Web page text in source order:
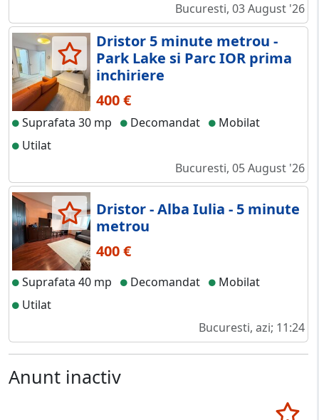
Bucuresti, 03 August '26
Dristor 5 minute metrou -
Park Lake si Parc IOR prima
inchiriere
400 €
Suprafata 30 mp Decomandat
Mobilat
Utilat
Bucuresti, 05 August '26
Dristor - Alba Iulia - 5 minute
metrou
400 €
Suprafata 40 mp Decomandat
Mobilat
Utilat
Bucuresti, azi; 11:24
Anunt inactiv